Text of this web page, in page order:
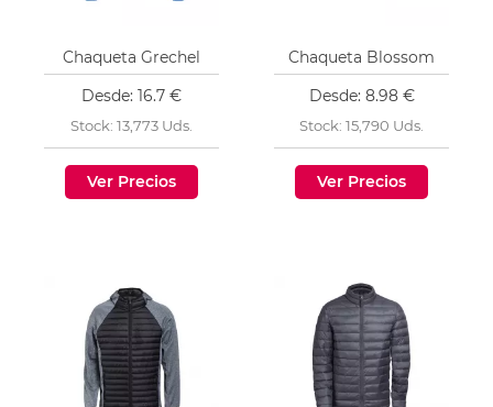
Chaqueta Grechel
Desde: 16.7 €
Stock: 13,773 Uds.
Ver Precios
Chaqueta Blossom
Desde: 8.98 €
Stock: 15,790 Uds.
Ver Precios